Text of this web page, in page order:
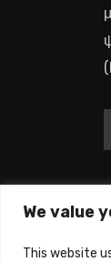
We value
This website